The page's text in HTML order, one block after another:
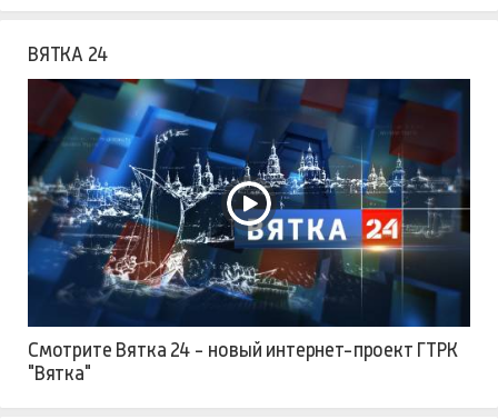
ВЯТКА 24
Смотрите Вятка 24 - новый интернет-проект ГТРК
"Вятка"